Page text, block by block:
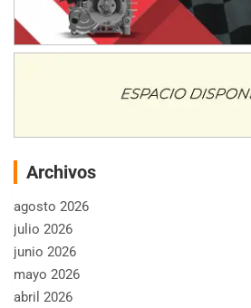
Archivos
agosto 2026
julio 2026
junio 2026
mayo 2026
abril 2026